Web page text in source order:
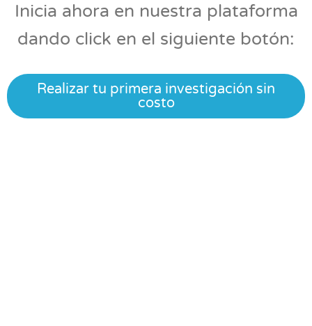
Inicia ahora en nuestra plataforma
dando click en el siguiente botón:
Realizar tu primera investigación sin
costo